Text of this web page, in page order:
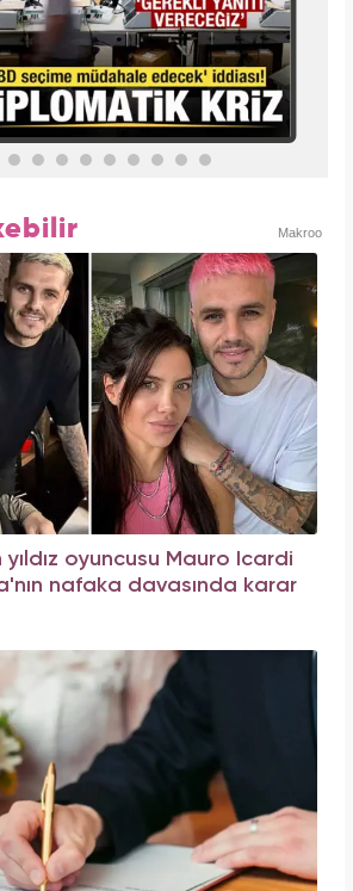
Makroo
oyuncusu Mauro Icardi
nafaka davasında karar